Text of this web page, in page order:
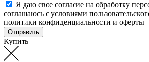
Я даю свое согласие на обработку
соглашаюсь с условиями
политики конфиденциальности и оферты
Купить